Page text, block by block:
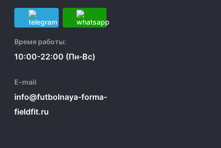
Время работы:
10:00-22:00 (Пн-Вс)
E-mail
info@futbolnaya-forma-
fieldfit.ru